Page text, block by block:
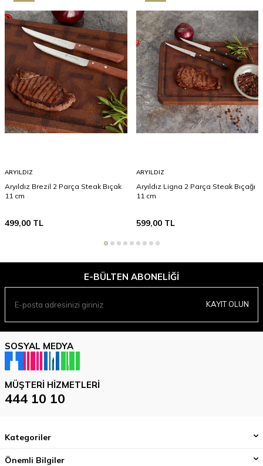
ARYILDIZ
Aryıldız Brezil 2 Parça Steak Bıçak
11 cm
499,00 TL
ARYILDIZ
Aryıldız Ligna 2 Parça Steak Bıçağı
11 cm
599,00TL
E-BÜLTEN ABONELIĞI
KAYIT OLUN
SOSYAL MEDYA
MÜŞTERI HIZMETLERI
444 10 10
Kategoriler
Önemli Bilgiler